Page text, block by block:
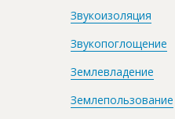
Звукоизоляция
Звукопоглощение
Землевладение
Землепользование